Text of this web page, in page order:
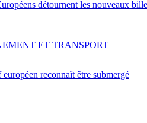
détournent les nouveaux
reconnaît être submergé
ET TRANSPORT